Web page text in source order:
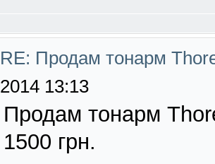
RE: Продам тонарм
2014 13:13
Продам тонарм
1500 грн.